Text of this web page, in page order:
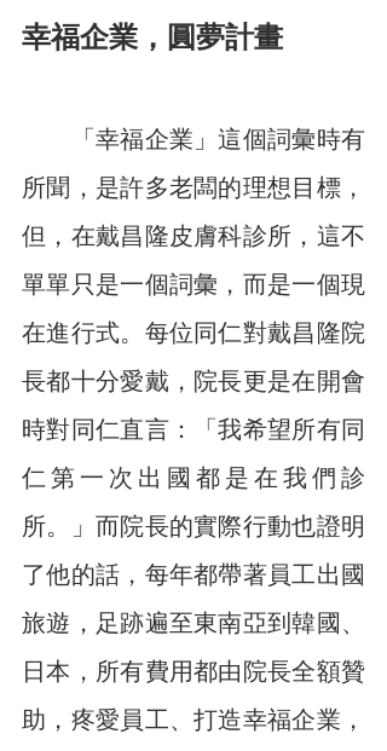
幸福企業，圓夢計畫
「幸福企業」這個詞彙時有
所聞，是許多老闆的理想目標，
但，在戴昌隆皮膚科診所，這不
單單只是一個詞彙，而是一個現
在進行式。每位同仁對戴昌隆院
長都十分愛戴，院長更是在開會
時對同仁直言：「我希望所有同
仁第一次出國都是在我們診
所。」而院長的實際行動也證明
了他的話，每年都帶著員工出國
旅遊，足跡遍至東南亞到韓國、
日本，所有費用都由院長全額贊
助，疼愛員工、打造幸福企業，